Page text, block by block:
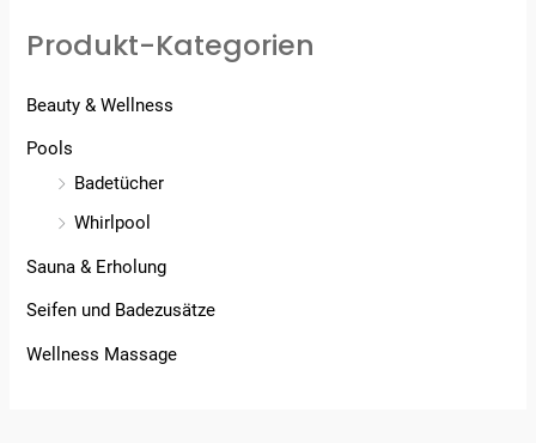
Produkt-Kategorien
Beauty & Wellness
Pools
Badetücher
Whirlpool
Sauna & Erholung
Seifen und Badezusätze
Wellness Massage